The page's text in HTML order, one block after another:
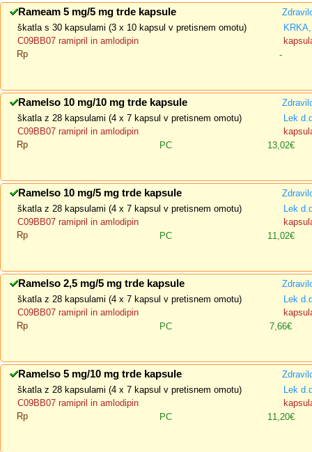
Rameam 5 mg/5 mg trde kapsule
škatla s 30 kapsulami (3 x 10 kapsul v pretisnem omotu)
C09BB07 ramipril in amlodipin
Rp
-
Ramelso 10 mg/10 mg trde kapsule
škatla z 28 kapsulami (4 x 7 kapsul v pretisnem omotu)
Lek
C09BB07 ramipril in amlodipin
Rp
PC 13,02€
Ramelso 10 mg/5 mg trde kapsule
škatla z 28 kapsulami (4 x 7 kapsul v pretisnem omotu)
Lek
C09BB07 ramipril in amlodipin
Rp
PC 11,02€
Ramelso 2,5 mg/5 mg trde kapsule
škatla z 28 kapsulami (4 x 7 kapsul v pretisnem omotu)
Lek
C09BB07 ramipril in amlodipin
Rp
PC 7,66€
Ramelso 5 mg/10 mg trde kapsule
škatla z 28 kapsulami (4 x 7 kapsul v pretisnem omotu)
Lek
C09BB07 ramipril in amlodipin
Rp
PC 11,20€